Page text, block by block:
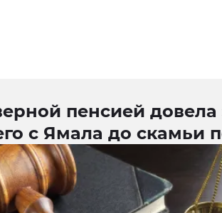
пенсией довела
с Ямала до скамьи